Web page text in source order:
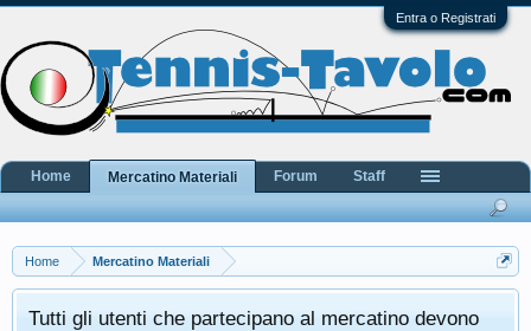
Entra o Registrati
Home Mercatino Materiali
Tutti gli utenti che partecipano al mercatino devono
Home Mercatino Materiali Forum Staff